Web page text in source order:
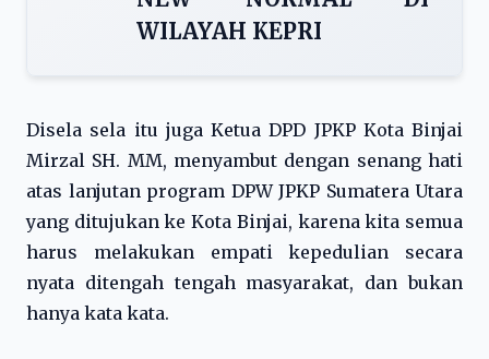
WILAYAH KEPRI
Disela sela itu juga Ketua DPD JPKP Kota Binjai
Mirzal SH. MM, menyambut dengan senang hati
atas lanjutan program DPW JPKP Sumatera Utara
yang ditujukan ke Kota Binjai, karena kita semua
harus melakukan empati kepedulian secara
nyata ditengah tengah masyarakat, dan bukan
hanya kata kata.